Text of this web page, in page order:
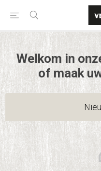
Welkom in
of maak